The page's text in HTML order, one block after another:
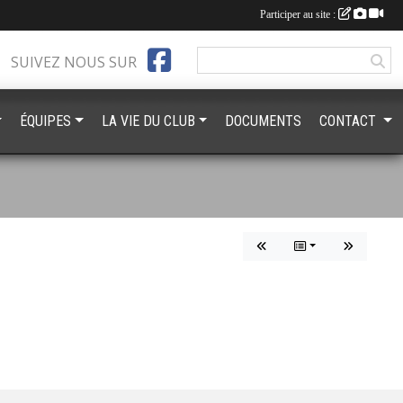
SUIVEZ NOUS SUR
ÉQUIPES LA VIE DU CLUB DOCUMENTS CONTACT
Participer au site :